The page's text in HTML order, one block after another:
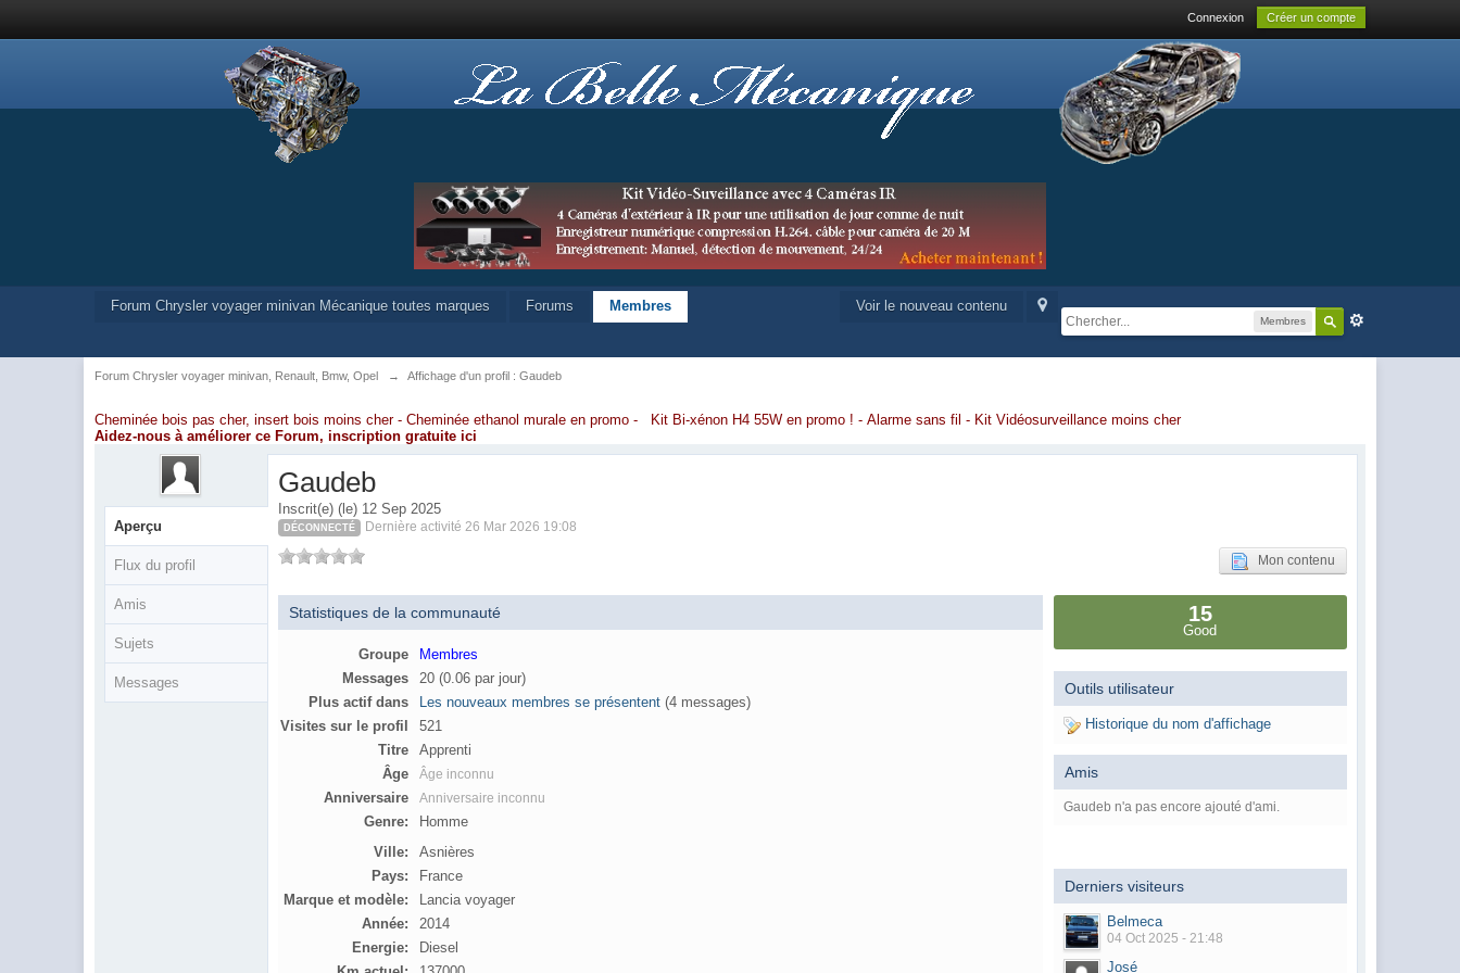
Connexion Créer un compte
Membres
Voir le nouveau contenu
Forum Chrysler voyager minivan Mécanique toutes marques Forums Membres
Forum Chrysler voyager minivan, Renault, Bmw, Opel → Affichage d'un profil : Gaudeb
Cheminée bois pas cher, insert bois moins cher - Cheminée ethanol murale en promo - Kit Bi-xénon H4 55W en promo ! - Alarme sans fil- Kit Vidéosurveillance moins cher
Aidez-nous à améliorer ce Forum, inscription gratuite ici
Aperçu
Flux du profil
Amis
Sujets
Messages
Gaudeb
Inscrit(e) (le) 12 Sep 2025
DÉCONNECTÉ Dernière activité 26 Mar 2026 19:08
Mon contenu
Statistiques de la communauté
Groupe
Membres
Messages
20 (0.06 par jour)
Plus actif dans
Les nouveaux membres se présentent (4 messages)
Visites sur le profil
521
Titre
Apprenti
Âge
Âge inconnu
Anniversaire Anniversaire inconnu
Genre:
Homme
Ville:
Asnières
Pays:
France
Marque et modèle:
Lancia voyager
Année:
2014
Energie:
Diesel
15
Good
Outils utilisateur
Historique du nom d'affichage
Amis
Gaudeb n'a pas encore ajouté d'ami.
Derniers visiteurs
Belmeca
04 Oct 2025 - 21:48
José